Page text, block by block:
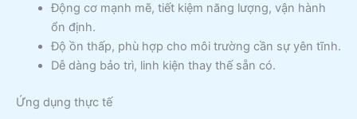
Động cơ mạnh mẽ, tiết kiệm năng lượng, vận hành
ổn định.
Độ ồn thấp, phù hợp cho môi trường cần sự yên tĩnh.
Dễ dàng bảo trì, linh kiện thay thế sẵn có.
Ứng dụng thực tế